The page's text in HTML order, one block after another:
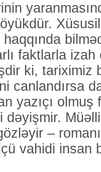
faktlarla
ki, tariximiz
canlandırsa
yazıçı olmuş
dəyişmir.
–
vahidi insan